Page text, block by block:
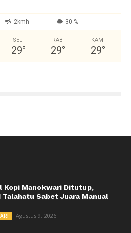
2kmh 30 %
SEL
29°
RAB
29°
KAM
29°
Kopi Manokwari Ditutup,
Talahatu Sabet Juara Manual
Agustus 9, 2026